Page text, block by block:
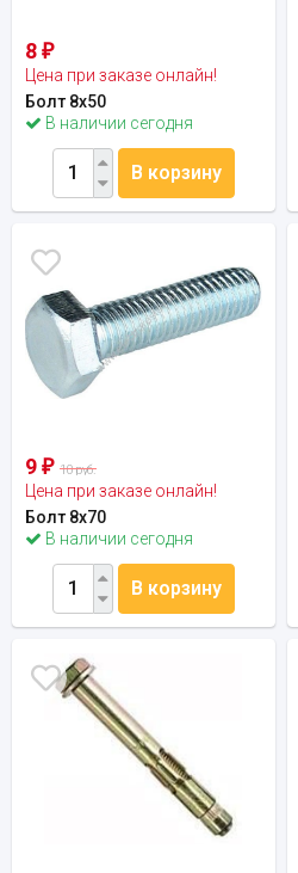
8 ₽
Цена при заказе онлайн!
Болт 8х50
В наличии сегодня
В корзину
9 ₽ 10 руб.
Цена при заказе онлайн!
Болт 8х70
В наличии сегодня
В корзину